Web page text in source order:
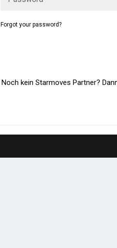
Forgot your password?
Noch kein Starmoves Partner?